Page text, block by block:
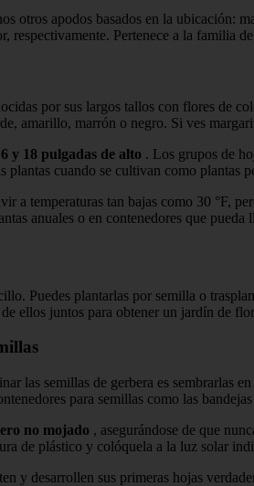
otros apodos basados ​​​​en la ubicación:
respectivamente. Pertenece a la familia
por sus largos tallos con flores de
amarillo, marrón o negro. Si ves
6 y 18 pulgadas de alto . Los grupos de
plantas cuando se cultivan como plantas
a temperaturas tan bajas como 30 °F,
anuales o en contenedores que
Puedes plantarlas por semilla o
ellos juntos para obtener un jardín de
las semillas de gerbera es sembrarlas
para semillas como las
no mojado , asegurándose de que
de plástico y colóquela a la luz solar
y desarrollen sus primeras hojas